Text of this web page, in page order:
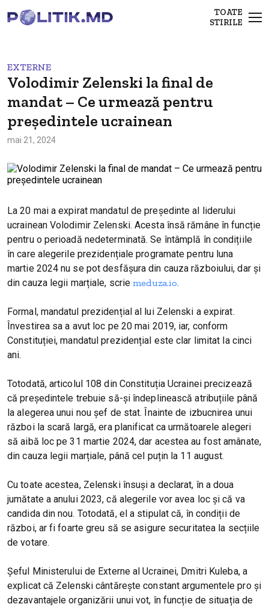
TOATE
STIRILE
EXTERNE
Volodimir Zelenski la final de
mandat – Ce urmează pentru
președintele ucrainean
mai 21, 2024
La 20 mai a expirat mandatul de președinte al liderului
ucrainean Volodimir Zelenski. Acesta însă rămâne în funcție
pentru o perioadă nedeterminată. Se întâmplă în condițiile
în care alegerile prezidențiale programate pentru luna
martie 2024 nu se pot desfășura din cauza războiului, dar și
din cauza legii marțiale, scriemeduza.io.
Formal, mandatul prezidențial al lui Zelenski a expirat.
Învestirea sa a avut loc pe 20 mai 2019, iar, conform
Constituției, mandatul prezidențial este clar limitat la cinci
ani.
Totodată, articolul 108 din Constituția Ucrainei precizează
că președintele trebuie să-și îndeplinească atribuțiile până
la alegerea unui nou șef de stat. Înainte de izbucnirea unui
război la scară largă, era planificat ca următoarele alegeri
să aibă loc pe 31 martie 2024, dar acestea au fost amânate,
din cauza legii marțiale, până cel puțin la 11 august.
Cu toate acestea, Zelenski însuși a declarat, în a doua
jumătate a anului 2023, că alegerile vor avea loc și că va
candida din nou. Totodată, el a stipulat că, în condiții de
război, ar fi foarte greu să se asigure securitatea la secțiile
de votare.
Șeful Ministerului de Externe al Ucrainei, Dmitri Kuleba, a
explicat că Zelenski cântărește constant argumentele pro și
dezavantajele organizării unui vot, în funcție de situația de